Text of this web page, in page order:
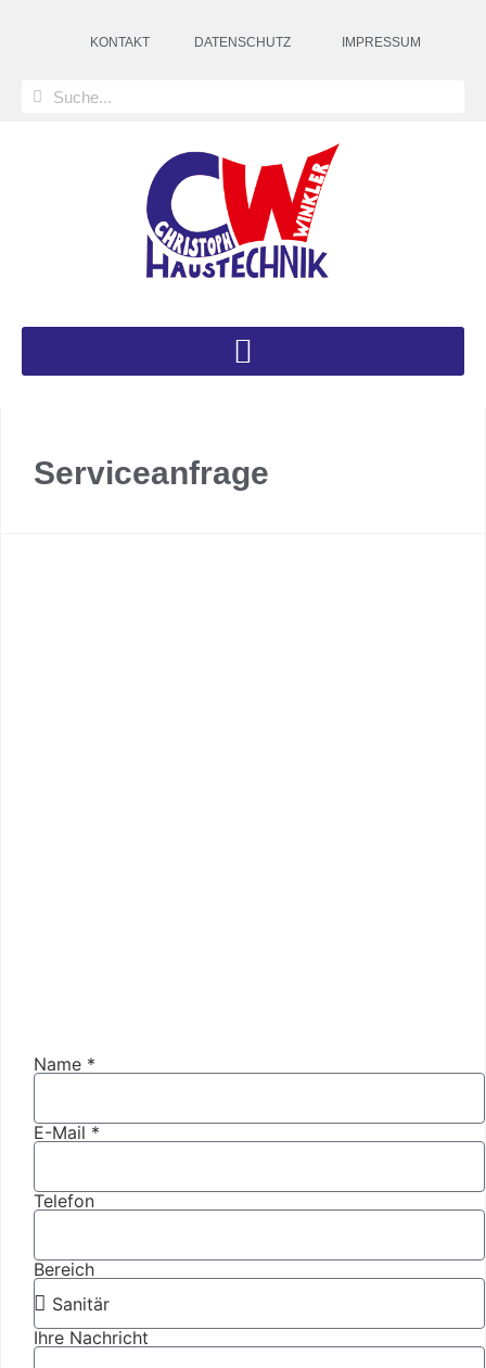
KONTAKT DATENSCHUTZ IMPRESSUM
Serviceanfrage
Name *
E-Mail *
Telefon
Bereich
Ihre Nachricht